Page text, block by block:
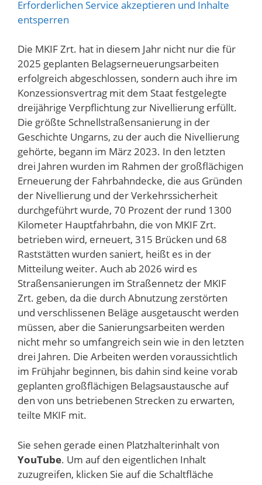
Erforderlichen Service akzeptieren und Inhalte
entsperren
Die MKIF Zrt. hat in diesem Jahr nicht nur die für
2025 geplanten Belagserneuerungsarbeiten
erfolgreich abgeschlossen, sondern auch ihre im
Konzessionsvertrag mit dem Staat festgelegte
dreijährige Verpflichtung zur Nivellierung erfüllt.
Die größte Schnellstraßensanierung in der
Geschichte Ungarns, zu der auch die Nivellierung
gehörte, begann im März 2023. In den letzten
drei Jahren wurden im Rahmen der großflächigen
Erneuerung der Fahrbahndecke, die aus Gründen
der Nivellierung und der Verkehrssicherheit
durchgeführt wurde, 70 Prozent der rund 1300
Kilometer Hauptfahrbahn, die von MKIF Zrt.
betrieben wird, erneuert, 315 Brücken und 68
Raststätten wurden saniert, heißt es in der
Mitteilung weiter. Auch ab 2026 wird es
Straßensanierungen im Straßennetz der MKIF
Zrt. geben, da die durch Abnutzung zerstörten
und verschlissenen Beläge ausgetauscht werden
müssen, aber die Sanierungsarbeiten werden
nicht mehr so umfangreich sein wie in den letzten
drei Jahren. Die Arbeiten werden voraussichtlich
im Frühjahr beginnen, bis dahin sind keine vorab
geplanten großflächigen Belagsaustausche auf
den von uns betriebenen Strecken zu erwarten,
teilte MKIF mit.
Sie sehen gerade einen Platzhalterinhalt von
YouTube. Um auf den eigentlichen Inhalt
zuzugreifen, klicken Sie auf die Schaltfläche